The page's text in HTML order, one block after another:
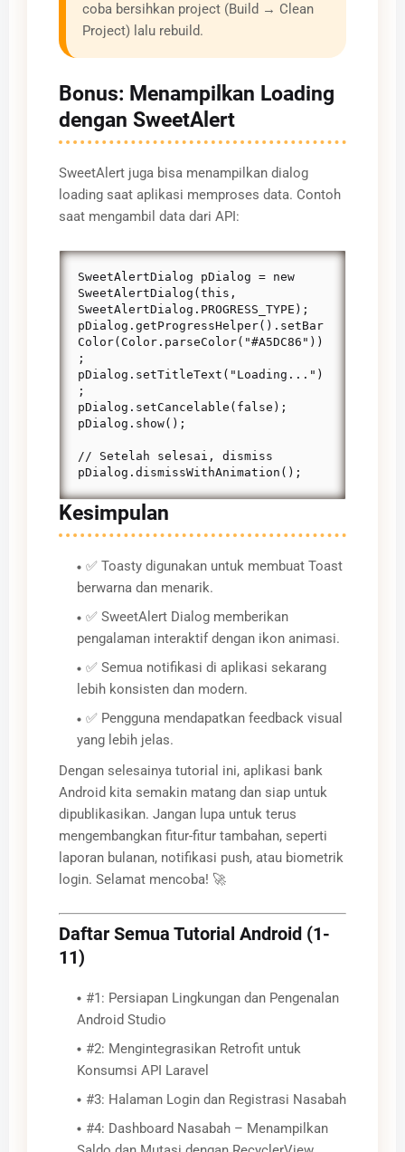
coba bersihkan project (Build → Clean
Project) lalu rebuild.
Bonus: Menampilkan Loading
dengan SweetAlert
SweetAlert juga bisa menampilkan dialog
loading saat aplikasi memproses data. Contoh
saat mengambil data dari API:
SweetAlertDialog pDialog = new
SweetAlertDialog(this,
SweetAlertDialog.PROGRESS_TYPE);
pDialog.getProgressHelper().setBar
Color(Color.parseColor("#A5DC86"))
;
pDialog.setTitleText("Loading...")
;
pDialog.setCancelable(false);
pDialog.show();
// Setelah selesai, dismiss
pDialog.dismissWithAnimation();
Kesimpulan
✅ Toasty digunakan untuk membuat Toast
berwarna dan menarik.
✅ SweetAlert Dialog memberikan
pengalaman interaktif dengan ikon animasi.
✅ Semua notifikasi di aplikasi sekarang
lebih konsisten dan modern.
✅ Pengguna mendapatkan feedback visual
yang lebih jelas.
Dengan selesainya tutorial ini, aplikasi bank
Android kita semakin matang dan siap untuk
dipublikasikan. Jangan lupa untuk terus
mengembangkan fitur-fitur tambahan, seperti
laporan bulanan, notifikasi push, atau biometrik
login. Selamat mencoba! 🚀
Daftar Semua Tutorial Android (1-
11)
#1: Persiapan Lingkungan dan Pengenalan
Android Studio
#2: Mengintegrasikan Retrofit untuk
Konsumsi API Laravel
#3: Halaman Login dan Registrasi Nasabah
#4: Dashboard Nasabah – Menampilkan